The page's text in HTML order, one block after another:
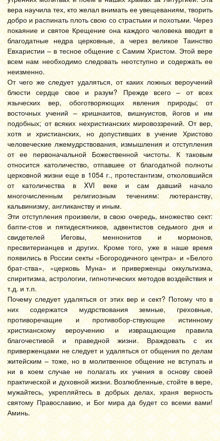
вера научила тех, кто желал внимать ее увещеваниям, творить
добро и распинать плоть свою со страстьми и похотьми. Через
покаяние и святое Крещение она каждого человека вводит в
благодатные недра церковные, а через великое Таинство
Евхаристии – в тесное общение с Самим Христом. Этой вере
всем нам необходимо следовать неотступно и содержать ее
неизменно.
От чего же следует удаляться, от каких ложных вероучений
блюсти сердце свое и разум? Прежде всего – от всех
языческих вер, обоготворяющих явления природы; от
восточных учений – кришнаитов, вишнуистов, йогов и им
подобных; от всяких нехристианских мировоззрений. От вер,
хотя и христианских, но допустивших в учение Христово
человеческие лжемудрствования, измышления и отступления
от ее первоначальной Божественной чистоты. К таковым
относится католичество, отпавшее от благодатной полноты
церковной жизни еще в 1054 г., протестантизм, отколовшийся
от католичества в XVI веке и сам давший начало
многочисленным религиозным течениям: лютеранству,
кальвинизму, англиканству и иным.
Эти отступления произвели, в свою очередь, множество сект:
бапти-стов и пятидесятников, адвентистов седьмого дня и
свидетелей Иеговы, меннонитов и мормонов,
пресвитерианцев и других. Кроме того, уже в наше время
появились в России секты «Богородичного центра» и «Белого
брат-ства», «церковь Муна» и приверженцы оккультизма,
спиритизма, астрологии, гипнотических методов воздействия и
т.д. и т.п.
Почему следует удаляться от этих вер и сект? Потому что в
них содержатся мудрствования земные, греховные,
противоречащие и противобор-ствующие истинному
христианскому вероучению и извращающие правила
благочестивой и праведной жизни. Враждовать с их
приверженцами не следует и удаляться от общения по делам
житейским – тоже, но в молитвенное общение не вступать и
ни в коем случае не полагать их учения в основу своей
практической и духовной жизни. Возлюбленные, стойте в вере,
мужайтесь, укрепляйтесь в добрых делах, храня верность
святому Православию, и Бог мира да будет со всеми вами!
Аминь.